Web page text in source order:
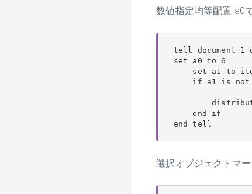
数値指定均等配置 a0
tell document 1
set a0 to 6
set a1 to
if a1 is not
    end if
end tell
選択オブジェクトマー